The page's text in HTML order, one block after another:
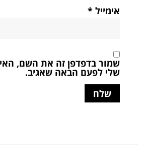
אימייל *
שמור בדפדפן זה את השם,
שלי לפעם הבאה שאגיב.